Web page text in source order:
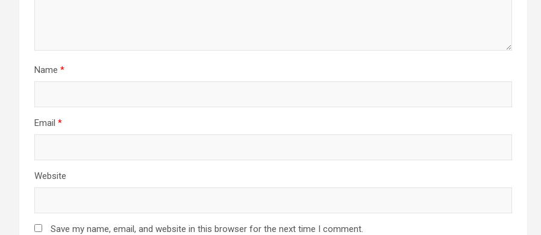
Name *
Email *
Website
Save my name, email, and website in this browser for the next time I comment.